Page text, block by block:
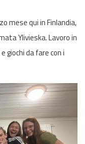
mese qui in Finlandia,
Ylivieska. Lavoro in
giochi da fare con i